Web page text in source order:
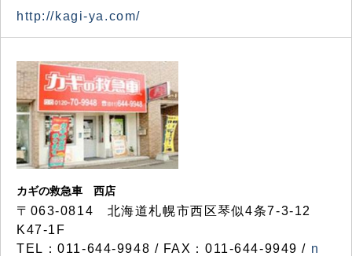
http://kagi-ya.com/
カギの救急車 西店
〒063-0814 北海道札幌市西区琴似4条7-3-12
K47-1F
TEL：011-644-9948 / FAX：011-644-9949 / n